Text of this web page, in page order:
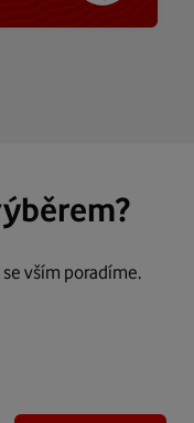
vším poradíme.